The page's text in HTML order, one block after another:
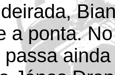
a ponta.
passa